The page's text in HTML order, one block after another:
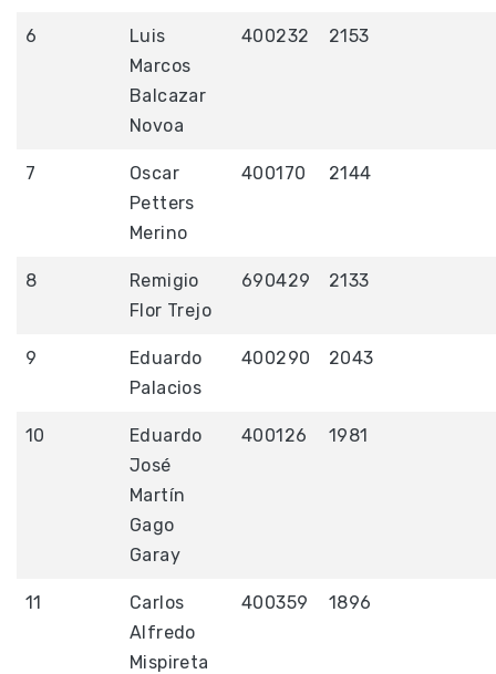
6
Luis
Marcos
Balcazar
Novoa
400232 2153
7
Oscar
Petters
Merino
400170 2144
8
Remigio
Flor Trejo
690429 2133
9
Eduardo
Palacios
400290 2043
10
Eduardo
José
Martín
Gago
Garay
400126 1981
11
Carlos
Alfredo
Mispireta
400359 1896